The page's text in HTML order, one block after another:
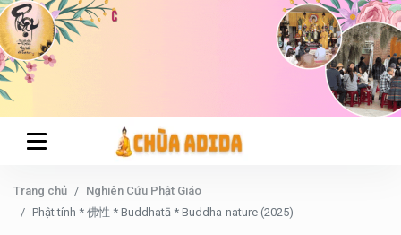
Trang chủ
Nghiên Cứu Phật Giáo
Phật tính * 佛性 * Buddhatā * Buddha-nature (2025)